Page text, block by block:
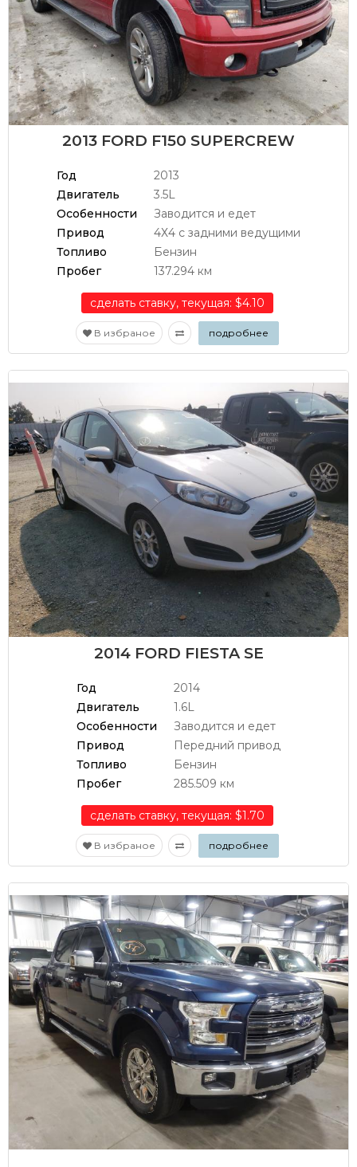
2013 FORD F150 SUPERCREW
Год
2013
Двигатель
3.5L
Особенности
Заводится и едет
Привод
4Х4 с задними ведущими
Топливо
Бензин
Пробег
137.294 км
сделать ставку, текущая: $4.10
В избраное подробнее
2014 FORD FIESTA SE
Год
2014
Двигатель
1.6L
Особенности
Заводится и едет
Привод
Передний привод
Топливо
Бензин
Пробег
285.509 км
сделать ставку, текущая: $1.70
В избраное подробнее